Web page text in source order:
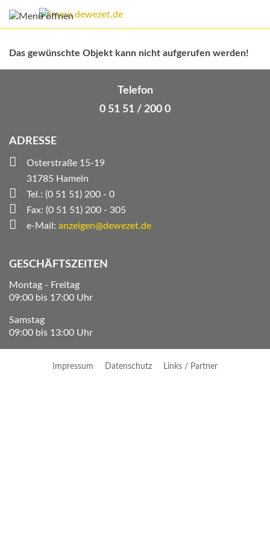
Das gewünschte Objekt kann nicht aufgerufen werden!
Telefon
0 51 51 / 200 0
ADRESSE
Osterstraße 15-19
31785 Hameln
Tel.: (0 51 51) 200 - 0
Fax: (0 51 51) 200 - 305
e-Mail: anzeigen@dewezet.de
GESCHÄFTSZEITEN
Montag - Freitag
09:00 bis 17:00 Uhr
Samstag
09:00 bis 13:00 Uhr
Impressum Datenschutz Links / Partner